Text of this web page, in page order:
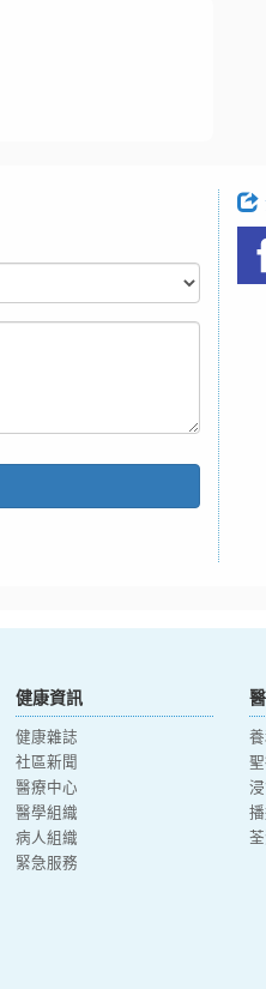
健康資訊
健康雜誌
社區新聞
醫療中心
醫學組織
病人組織
緊急服務